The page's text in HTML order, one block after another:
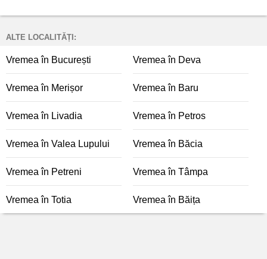
ALTE LOCALITĂȚI:
Vremea în București Vremea în Deva
Vremea în Merișor Vremea în Baru
Vremea în Livadia Vremea în Petros
Vremea în Valea Lupului Vremea în Băcia
Vremea în Petreni Vremea în Tâmpa
Vremea în Totia Vremea în Băița